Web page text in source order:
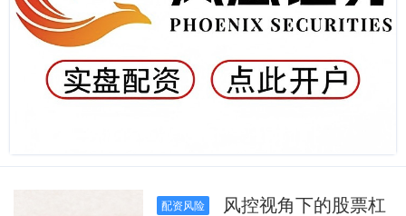
配资风险